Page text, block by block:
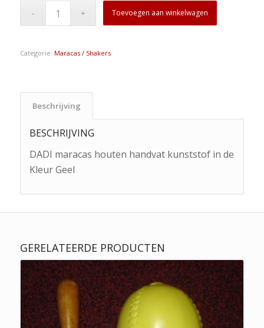
was:
Toevoegen aan winkelwagen
Categorie: Maracas / Shakers
Beschrijving
BESCHRIJVING
DADI maracas houten handvat kunststof in de
Kleur Geel
GERELATEERDE PRODUCTEN